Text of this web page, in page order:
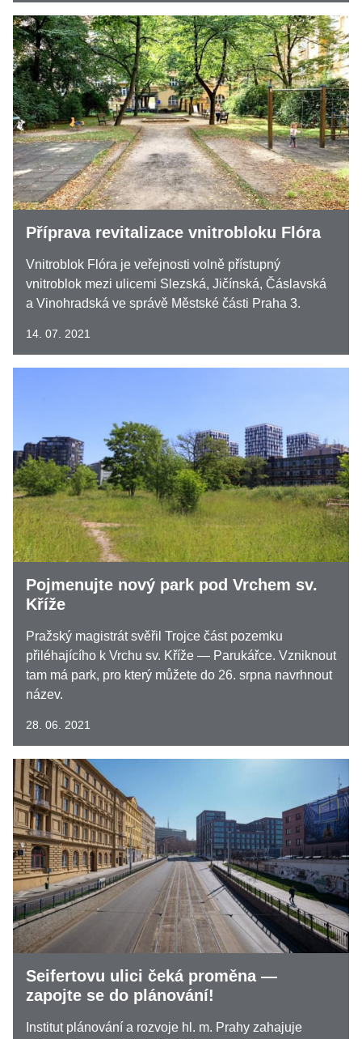
Příprava revitalizace vnitrobloku Flóra
Vnitroblok Flóra je veřejnosti volně přístupný
vnitroblok mezi ulicemi Slezská, Jičínská, Čáslavská
a Vinohradská ve správě Městské části Praha 3.
14. 07. 2021
Pojmenujte nový park pod Vrchem sv.
Kříže
Pražský magistrát svěřil Trojce část pozemku
přiléhajícího k Vrchu sv. Kříže — Parukářce. Vzniknout
tam má park, pro který můžete do 26. srpna navrhnout
název.
28. 06. 2021
Seifertovu ulici čeká proměna —
zapojte se do plánování!
Institut plánování a rozvoje hl. m. Prahy zahajuje